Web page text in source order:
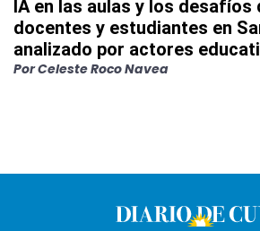
IA en las aulas y los desafíos
docentes y estudiantes en
analizado por actores
PorCeleste Roco Navea